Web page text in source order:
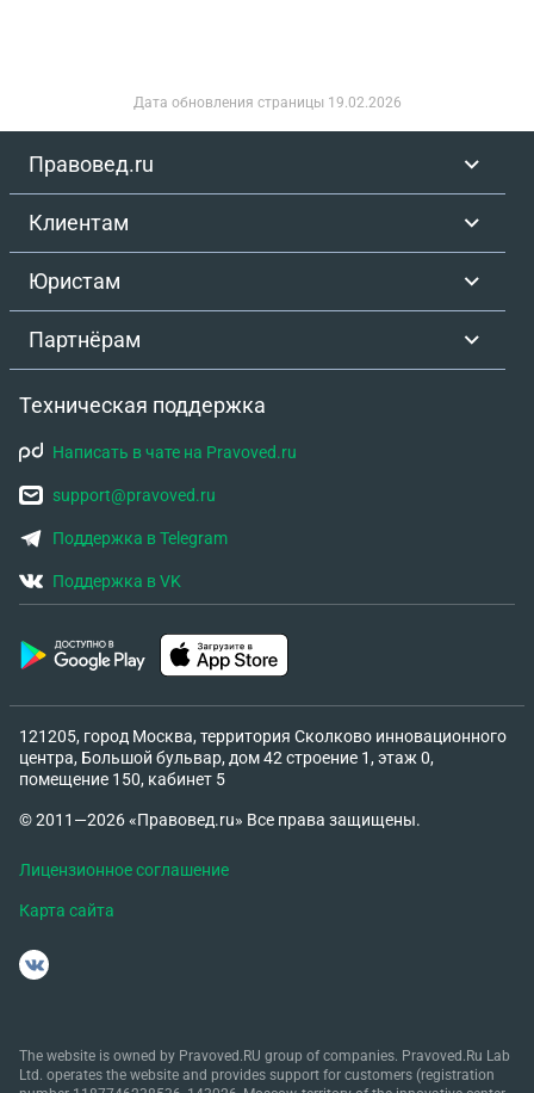
Дата обновления страницы 19.02.2026
Правовед.ru
Клиентам
Юристам
Партнёрам
Техническая поддержка
Написать в чате на Pravoved.ru
support@pravoved.ru
Поддержка в Telegram
Поддержка в VK
121205, город Москва, территория Сколково инновационного
центра, Большой бульвар, дом 42 строение 1, этаж 0,
помещение 150, кабинет 5
© 2011—2026 «Правовед.ru» Все права защищены.
Лицензионное соглашение
Карта сайта
The website is owned by Pravoved.RU group of companies. Pravoved.Ru Lab
Ltd. operates the website and provides support for customers (registration